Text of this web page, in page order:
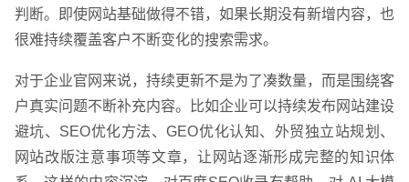
判断。即使网站基础做得不错，如果长期没有新增内容，也
很难持续覆盖客户不断变化的搜索需求。
对于企业官网来说，持续更新不是为了凑数量，而是围绕客
户真实问题不断补充内容。比如企业可以持续发布网站建设
避坑、SEO优化方法、GEO优化认知、外贸独立站规划、
网站改版注意事项等文章，让网站逐渐形成完整的知识体